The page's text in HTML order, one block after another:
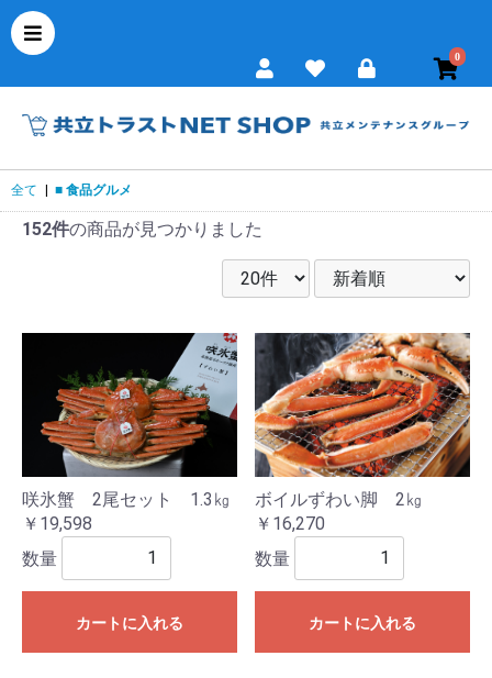
0
全て ■ 食品グルメ
152件の商品が見つかりました
咲氷蟹 2尾セット 1.3㎏
￥19,598
数量
カートに入れる
ボイルずわい脚 2㎏
￥16,270
数量
カートに入れる